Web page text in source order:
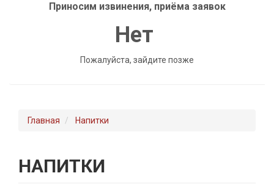
Приносим извинения, приёма заявок
Нет
Пожалуйста, зайдите позже
Главная Напитки
НАПИТКИ